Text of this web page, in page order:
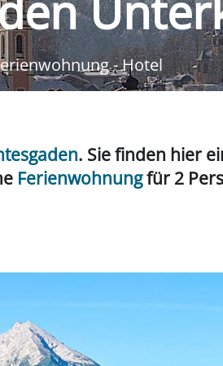
- Hotel
. Sie finden hier
Ferienwohnungfür 2